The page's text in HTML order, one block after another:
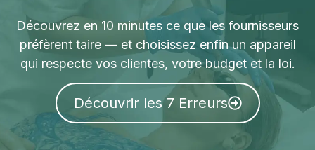
Découvrez en 10 minutes ce que les fournisseurs
préfèrent taire — et choisissez enfin un appareil
qui respecte vos clientes, votre budget et la loi.
Découvrir les 7 Erreurs